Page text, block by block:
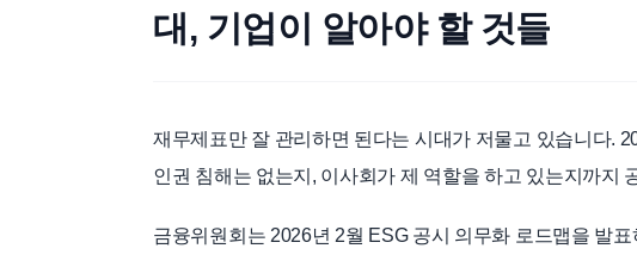
대, 기업이 알아야 할 것들
재무제표만 잘 관리하면 된다는 시대가 저물고 있습니다.
인권 침해는 없는지, 이사회가 제 역할을 하고 있는지까지
금융위원회는 2026년 2월 ESG 공시 의무화 로드맵을 발